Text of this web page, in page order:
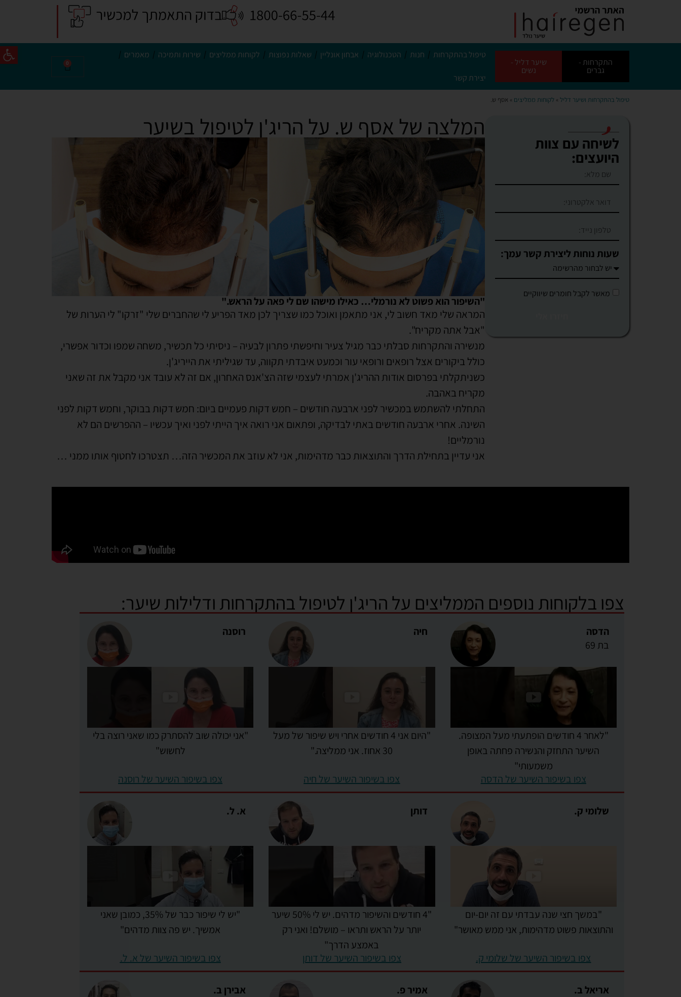
פתח
התקרחות -
גברים
שיער דליל -
נשים
טיפול בהתקרחות חנות הטכנולוגיה אבחון אונליין שאלות נפוצות לקוחות ממליצים שירות ותמיכה מאמרים
יצירת קשר
0
טיפול בהתקרחות ושיער דליל » לקוחות ממליצים » אסף ש.
לשיחה עם צוות
היועצים:
שעות נוחות ליצירת קשר עמך:
מאשר לקבל חומרים שיווקיים
המלצה של אסף ש. על הריג'ן לטיפול בשיער
"השיפור הוא פשוט לא נורמלי… כאילו מישהו שם לי פאה על הראש."
המראה שלי מאד חשוב לי, אני מתאמן ואוכל כמו שצריך לכן מאד הפריע לי שהחברים שלי "זרקו" לי הערות של
"אבל אתה מקריח".
מנשירה והתקרחות סבלתי כבר מגיל צעיר וחיפשתי פתרון לבעיה – ניסיתי כל תכשיר, משחה שמפו וכדור אפשרי,
כולל ביקורים אצל רופאים ורופאי עור וכמעט איבדתי תקווה, עד שגיליתי את הייריג'ן.
כשניתקלתי בפרסום אודות ההריג'ן אמרתי לעצמי שזה הצ'אנס האחרון, אם זה לא עובד אני מקבל את זה שאני
מקריח באהבה.
התחלתי להשתמש במכשיר לפני ארבעה חודשים – חמש דקות פעמיים ביום: חמש דקות בבוקר, וחמש דקות לפני
השינה. אחרי ארבעה חודשים באתי לבדיקה, ופתאום אני רואה איך הייתי לפני ואיך עכשיו – ההפרשים הם לא
נורמליים!
אני עדיין בתחילת הדרך והתוצאות כבר מדהימות, אני לא עוזב את המכשיר הזה… תצטרכו לחטוף אותו ממני …
צפו בלקוחות נוספים הממליצים על הריג'ן לטיפול בהתקרחות ודלילות שיער:
הדסה
בת 69
"לאחר 4 חודשים הופתעתי מעל המצופה.
השיער התחזק והנשירה פחתה באופן
משמעותי"
צפו בשיפור השיער של הדסה
חיה
"היום אני 4 חודשים אחרי ויש שיפור של מעל
30 אחוז. אני ממליצה."
צפו בשיפור השיער של חיה
רוסנה
"אני יכולה שוב להסתרק כמו שאני רוצה בלי
לחשוש"
צפו בשיפור השיער של רוסנה
שלומי ק.
"במשך חצי שנה עבדתי עם זה יום-יום
והתוצאות פשוט מדהימות, אני ממש מאושר"
צפו בשיפור השיער של שלומי ק.
דותן
"4 חודשים והשיפור מדהים. יש לי 50% שיער
יותר על הראש ותראו – מושלם! ואני רק
באמצע הדרך"
צפו בשיפור השיער של דותן
א. ל.
"יש לי שיפור כבר של 35%, כמובן שאני
אמשיך. יש פה צוות מדהים"
צפו בשיפור השיער של א. ל.
אריאל ב. אמיר פ. אבירן ב.